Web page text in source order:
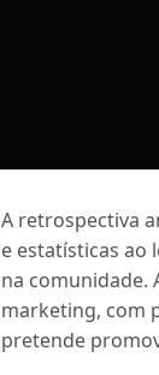
A retrospectiva
e estatísticas ao
na comunidade.
marketing, com
pretende